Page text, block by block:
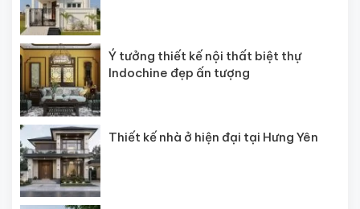
Ý tưởng thiết kế nội thất biệt thự
Indochine đẹp ấn tượng
Thiết kế nhà ở hiện đại tại Hưng Yên